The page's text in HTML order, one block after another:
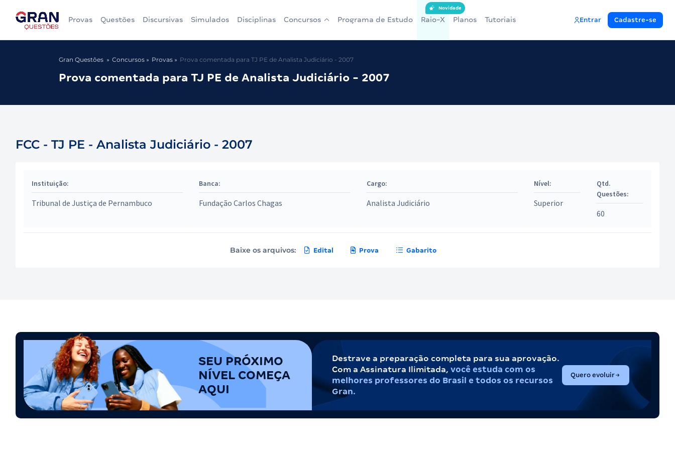
Provas Questões Discursivas Simulados Disciplinas Concursos Programa de Estudo Raio-X
Novidade
Planos Tutoriais Entrar Cadastre-se
Gran Questões Concursos Provas Prova comentada para TJ PE de Analista Judiciário - 2007
Prova comentada para TJ PE de Analista Judiciário - 2007
FCC - TJ PE - Analista Judiciário - 2007
Instituição:
Tribunal de Justiça de Pernambuco
Banca:
Fundação Carlos Chagas
Cargo:
Analista Judiciário
Nível:
Superior
Qtd.
Questões:
60
Baixe os arquivos: Edital Prova Gabarito
SEU PRÓXIMO
NÍVEL COMEÇA
AQUI
Destrave a preparação completa para sua aprovação.
Com a Assinatura Ilimitada, você estuda com os
melhores professores do Brasil e todos os recursos
Gran.
Quero evoluir(abre em nova aba)